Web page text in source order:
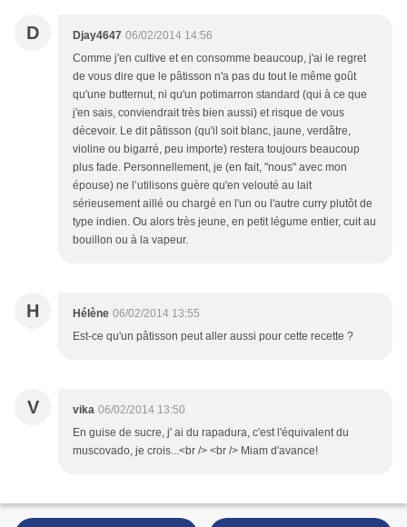
D Djay4647 06/02/2014 14:56
Comme j'en cultive et en consomme beaucoup, j'ai le regret
de vous dire que le pâtisson n'a pas du tout le même goût
qu'une butternut, ni qu'un potimarron standard (qui à ce que
j'en sais, conviendrait très bien aussi) et risque de vous
décevoir. Le dit pâtisson (qu'il soit blanc, jaune, verdâtre,
violine ou bigarré, peu importe) restera toujours beaucoup
plus fade. Personnellement, je (en fait, "nous" avec mon
épouse) ne l’utilisons guère qu'en velouté au lait
sérieusement aillé ou chargé en l'un ou l'autre curry plutôt de
type indien. Ou alors très jeune, en petit légume entier, cuit au
bouillon ou à la vapeur.
H Hélène 06/02/2014 13:55
Est-ce qu'un pâtisson peut aller aussi pour cette recette ?
V vika 06/02/2014 13:50
En guise de sucre, j' ai du rapadura, c'est l'équivalent du
muscovado, je crois...<br /> <br /> Miam d'avance!